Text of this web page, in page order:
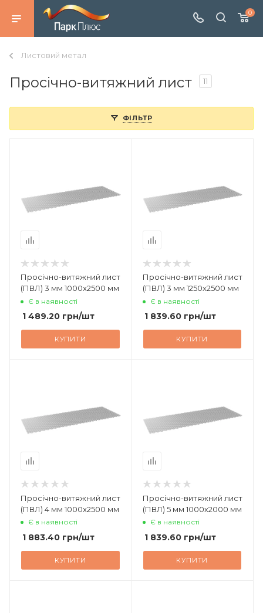
0
Листовий метал
Просічно-витяжний лист 11
ФІЛЬТР
Просічно-витяжний лист
(ПВЛ) 3 мм 1000х2500 мм
Є в наявності
1 489.20 грн/шт
КУПИТИ
Просічно-витяжний лист
(ПВЛ) 3 мм 1250х2500 мм
Є в наявності
1 839.60грн/шт
КУПИТИ
Просічно-витяжний лист
(ПВЛ) 4 мм 1000х2500 мм
Є в наявності
1 883.40 грн/шт
КУПИТИ
Просічно-витяжний лист
(ПВЛ) 5 мм 1000х2000 мм
Є в наявності
1 839.60грн/шт
КУПИТИ